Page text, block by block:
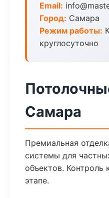
Email:
Город: Самара
Режим работы:
круглосуточно
Самара
Премиальная
системы для
объектов. Контроль
этапе.